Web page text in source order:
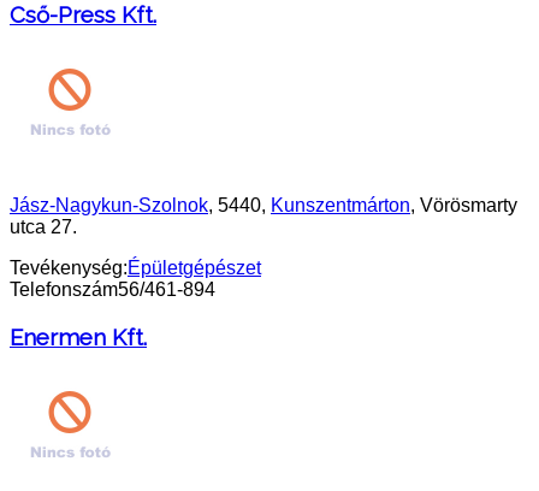
Cső-Press Kft.
Jász-Nagykun-Szolnok, 5440, Kunszentmárton, Vörösmarty
utca 27.
Tevékenység:Épületgépészet
Telefonszám56/461-894
Enermen Kft.